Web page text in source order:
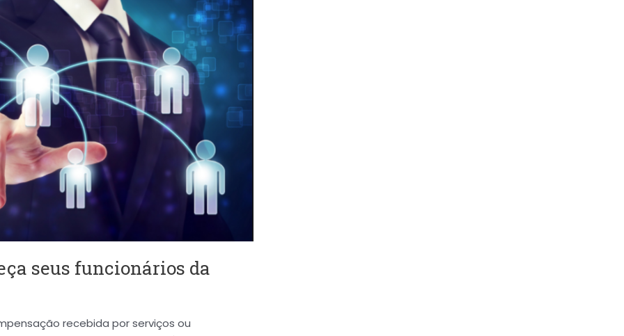
seus funcionários da
recebida por serviços ou